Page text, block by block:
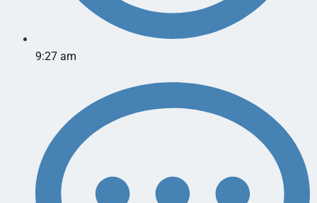
9:27 am